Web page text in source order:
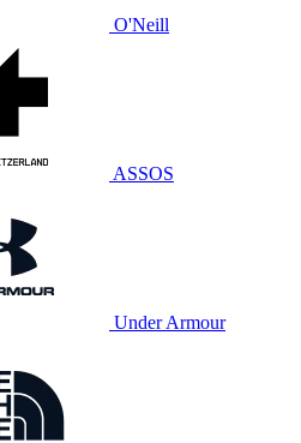
O'Neill
ASSOS
Under Armour